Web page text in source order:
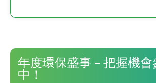
年度環保盛事 – 把握機
中！